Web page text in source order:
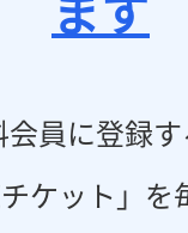
会員に登録
ケット」